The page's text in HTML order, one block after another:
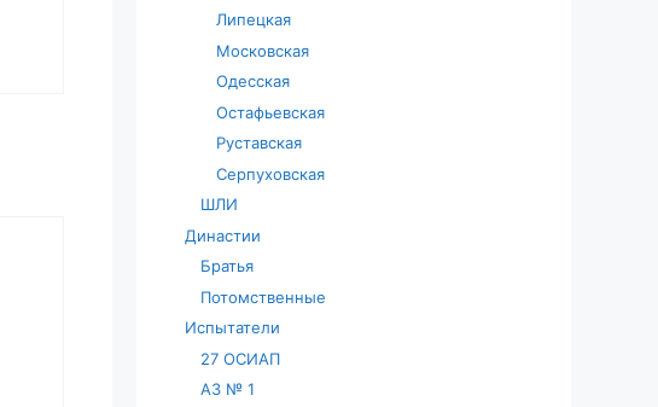
Липецкая
Московская
Одесская
Остафьевская
Руставская
Серпуховская
ШЛИ
Династии
Братья
Потомственные
Испытатели
27 ОСИАП
АЗ № 1